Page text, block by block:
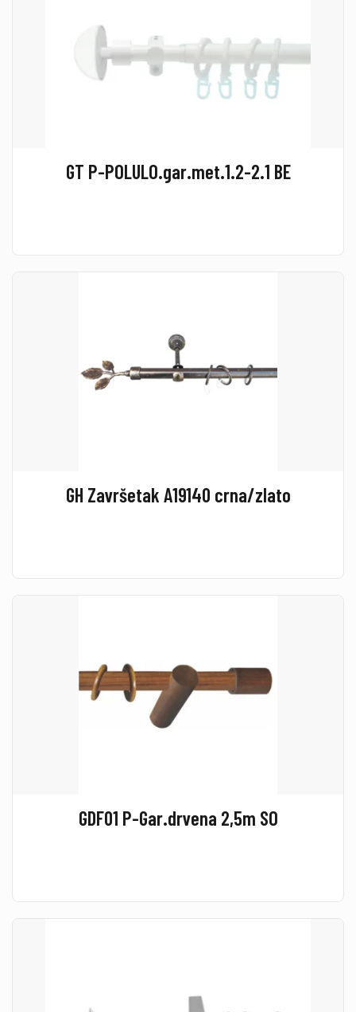
GT P-POLULO.gar.met.1.2-2.1 BE
GH Završetak A19140 crna/zlato
GDF01 P-Gar.drvena 2,5m SO